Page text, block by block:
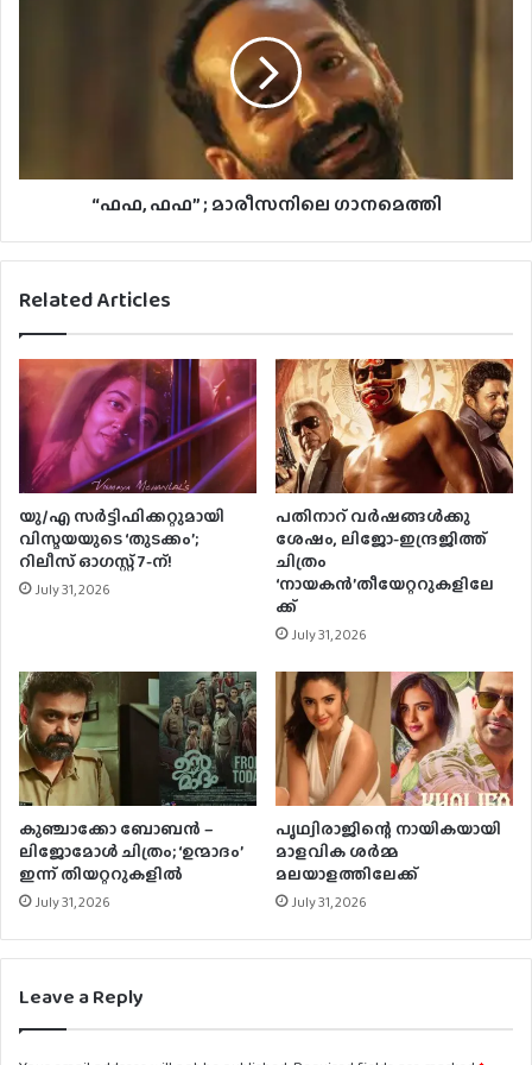
“ഫഫ, ഫഫ” ; മാരീസനിലെ ഗാനമെത്തി
Related Articles
യു/എ സർട്ടിഫിക്കറ്റുമായി
വിസ്മയയുടെ ‘തുടക്കം’;
റിലീസ് ഓഗസ്റ്റ് 7-ന്!
July 31, 2026
പതിനാറ് വര്‍ഷങ്ങള്‍ക്കു
ശേഷം, ലിജോ-ഇന്ദ്രജിത്ത്
ചിത്രം
‘നായകന്‍’തീയേറ്ററുകളിലേ
ക്ക്
July 31, 2026
കുഞ്ചാക്കോ ബോബന്‍ –
ലിജോമോള്‍ ചിത്രം; ‘ഉന്മാദം’
ഇന്ന് തിയറ്ററുകളില്‍
July 31, 2026
പൃഥ്വിരാജിന്റെ നായികയായി
മാളവിക ശര്‍മ്മ
മലയാളത്തിലേക്ക്
July 31, 2026
Leave a Reply